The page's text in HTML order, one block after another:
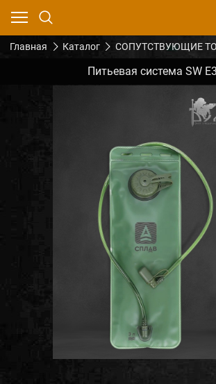
Главная Каталог СОПУТСТВУЮЩИЕ
Питьевая система SW